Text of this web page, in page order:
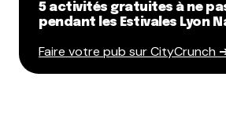
5 activités gratuites à ne
pendant les Estivales Lyon
Faire votre pub sur CityCrunch